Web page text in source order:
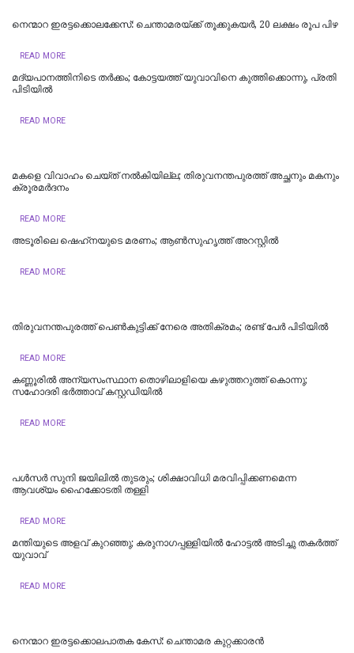
നെന്മാറ ഇരട്ടക്കൊലക്കേസ്: ചെന്താമരയ്ക്ക് തൂക്കുകയർ, 20 ലക്ഷം രൂപ പിഴ
READ MORE
മദ്യപാനത്തിനിടെ തര്‍ക്കം; കോട്ടയത്ത് യുവാവിനെ കുത്തിക്കൊന്നു, പ്രതി
പിടിയില്‍
READ MORE
മകളെ വിവാഹം ചെയ്ത് നൽകിയില്ല; തിരുവനന്തപുരത്ത് അച്ഛനും മകനും
ക്രൂരമര്‍ദനം
READ MORE
അടൂരിലെ ഷെഹ്‌നയുടെ മരണം; ആണ്‍സുഹൃത്ത് അറസ്റ്റില്‍
READ MORE
തിരുവനന്തപുരത്ത് പെൺകുട്ടിക്ക് നേരെ അതിക്രമം; രണ്ട് പേർ പിടിയിൽ
READ MORE
കണ്ണൂരിൽ അന്യസംസ്ഥാന തൊഴിലാളിയെ കഴുത്തറുത്ത് കൊന്നു;
സഹോദരി ഭർത്താവ് കസ്റ്റഡിയിൽ
READ MORE
പള്‍സര്‍ സുനി ജയിലില്‍ തുടരും; ശിക്ഷാവിധി മരവിപ്പിക്കണമെന്ന
ആവശ്യം ഹൈക്കോടതി തള്ളി
READ MORE
മന്തിയുടെ അളവ് കുറഞ്ഞു; കരുനാ​ഗപ്പള്ളിയിൽ ഹോട്ടല്‍ അടിച്ചു തകര്‍ത്ത്
യുവാവ്
READ MORE
നെന്മാറ ഇരട്ടക്കൊലപാതക കേസ്: ചെന്താമര കുറ്റക്കാരൻ